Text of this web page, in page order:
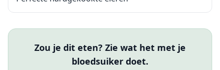
Zou je dit eten? Zie wat het met je
bloedsuiker doet.